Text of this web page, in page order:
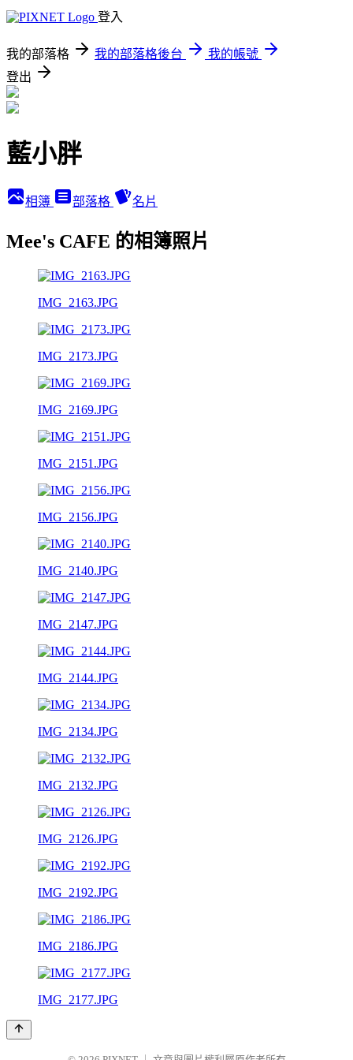
登入
我的部落格 我的部落格後台
我的帳號
登出
藍小胖
相簿 部落格 名片
Mee's CAFE 的相簿照片
IMG_2163.JPG
IMG_2173.JPG
IMG_2169.JPG
IMG_2151.JPG
IMG_2156.JPG
IMG_2140.JPG
IMG_2147.JPG
IMG_2144.JPG
IMG_2134.JPG
IMG_2132.JPG
IMG_2126.JPG
IMG_2192.JPG
IMG_2186.JPG
IMG_2177.JPG